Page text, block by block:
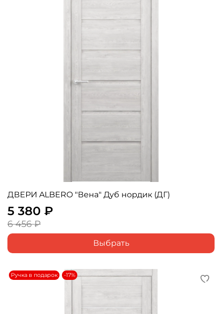
ДВЕРИ ALBERO "Вена" Дуб нордик (ДГ)
5 380 ₽
6 456 ₽
Выбрать
Ручка в подарок -17%